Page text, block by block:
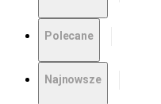
Polecane
Najnowsze